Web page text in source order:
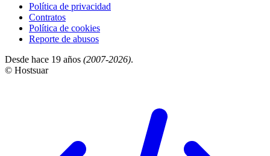
Política de privacidad
Contratos
Política de cookies
Reporte de abusos
Desde hace 19 años (2007-2026).
© Hostsuar